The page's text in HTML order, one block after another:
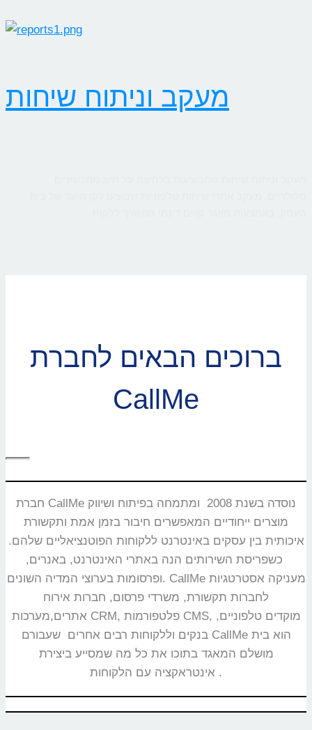
מעקב וניתוח שיחות
ברוכים הבאים לחברת
CallMe
חברת CallMe נוסדה בשנת 2008 ומתמחה בפיתוח ושיווק
מוצרים ייחודיים המאפשרים חיבור בזמן אמת ותקשורת
איכותית בין עסקים באינטרנט ללקוחות הפוטנציאליים שלהם.
כשפריסת השירותים הנה באתרי האינטרנט, באנרים,
ופרסומות בערוצי המדיה השונים. CallMe מעניקה אסטרטגיות
לחברות תקשורת, משרדי פרסום, חברות אירוח
אתרים,מערכות CRM, פלטפורמות CMS, מוקדים טלפוניים,
בנקים וללקוחות רבים אחרים שעבורם CallMe הוא בית
מושלם המאגד בתוכו את כל מה שמסייע ביצירת
אינטראקציה עם הלקוחות.